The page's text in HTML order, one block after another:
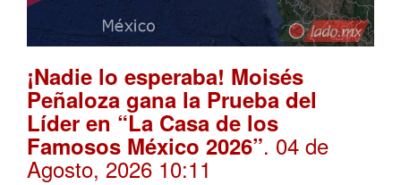
¡Nadie lo esperaba! Moisés
Peñaloza gana la Prueba del
Líder en “La Casa de los
Famosos México 2026”. 04 de
Agosto, 2026 10:11